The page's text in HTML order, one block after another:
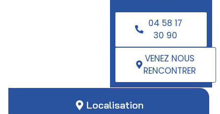
04 58 17
30 90
VENEZ NOUS
RENCONTRER
Localisation